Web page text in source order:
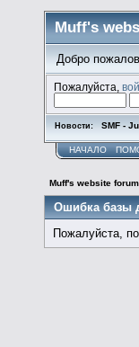
Muff's
Добро
Пожалуйста,
Новости: SMF -
НАЧАЛО
Muff's website forum
Ошибка базы
Пожалуйста,